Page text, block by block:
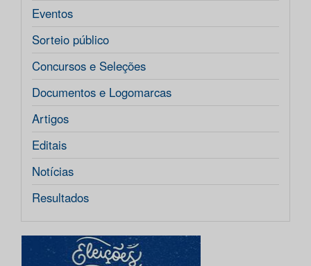
Eventos
Sorteio público
Concursos e Seleções
Documentos e Logomarcas
Artigos
Editais
Notícias
Resultados